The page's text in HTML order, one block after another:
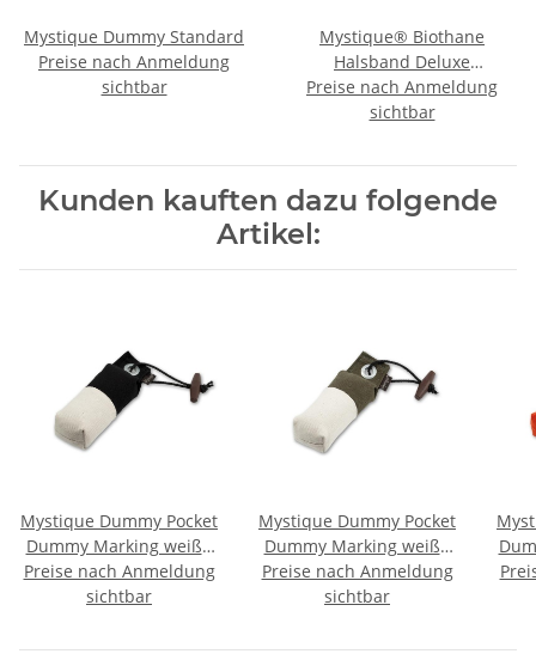
Mystique Dummy Standard
Preise nach Anmeldung
sichtbar
Mystique® Biothane
Halsband Deluxe
Hundehalsband
Preise nach Anmeldung
sichtbar
Kunden kauften dazu folgende
Artikel:
Mystique Dummy Pocket
Dummy Marking weiß /
schwarz 85g
Preise nach Anmeldung
sichtbar
Mystique Dummy Pocket
Dummy Marking weiß /
khaki 85g
Preise nach Anmeldung
sichtbar